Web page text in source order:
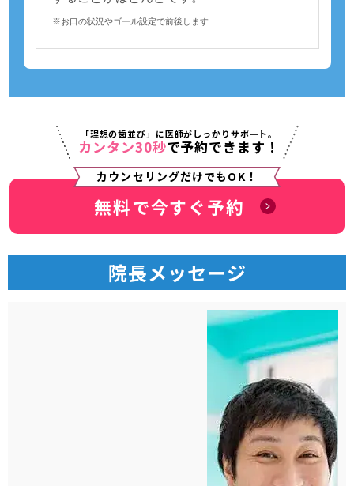
※お口の状況やゴール設定で前後します
「理想の歯並び」に医師がしっかりサポート。
カンタン30秒で予約できます！
カウンセリングだけでもOK！
無料で今すぐ予約
院長メッセージ